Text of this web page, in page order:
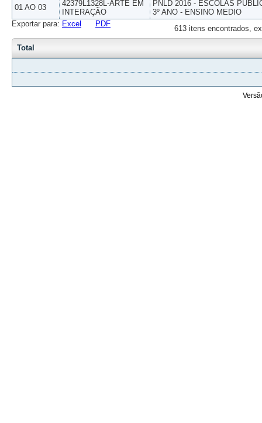
01 AO 03
42379L1328L-ARTE EM
INTERAÇÃO
PNLD 2016 - ESCOLAS
3º ANO - ENSINO MEDIO
613 itens encontrados,
Exportar para: Excel PDF
Total